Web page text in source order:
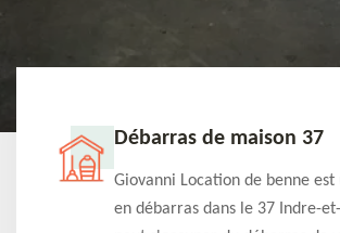
Débarras de maison 37
Giovanni Location de benne est
en débarras dans le 37 Indre-